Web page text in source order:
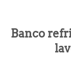
Banco